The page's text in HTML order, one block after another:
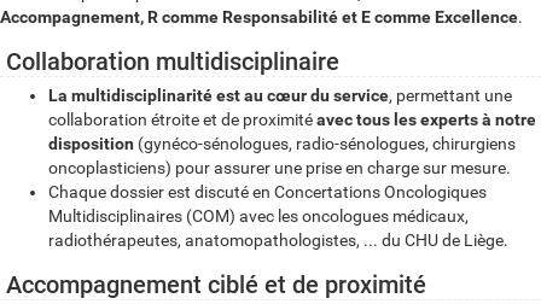
Accompagnement, R comme Responsabilité et E comme Excellence.
Collaboration multidisciplinaire
La multidisciplinarité est au cœur du service, permettant une
collaboration étroite et de proximitéavec tous les experts à notre
disposition (gynéco-sénologues, radio-sénologues, chirurgiens
oncoplasticiens) pour assurer une prise en charge sur mesure.
Chaque dossier est discuté en Concertations Oncologiques
Multidisciplinaires (COM) avec les oncologues médicaux,
radiothérapeutes, anatomopathologistes, ... du CHU de Liège.
Accompagnement ciblé et de proximité